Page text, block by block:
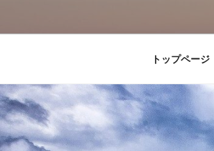
キ
トップページ